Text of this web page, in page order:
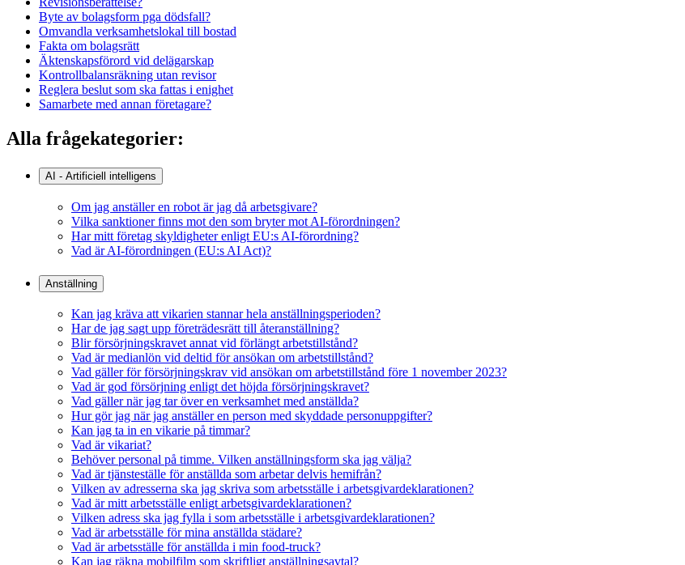
Byte av bolagsform pga dödsfall?
Omvandla verksamhetslokal till bostad
Fakta om bolagsrätt
Äktenskapsförord vid delägarskap
Kontrollbalansräkning utan revisor
Reglera beslut som ska fattas i enighet
Samarbete med annan företagare?
Alla frågekategorier:
AI - Artificiell intelligens
Om jag anställer en robot är jag då arbetsgivare?
Vilka sanktioner finns mot den som bryter mot AI-förordningen?
Har mitt företag skyldigheter enligt EU:s AI-förordning?
Vad är AI-förordningen (EU:s AI Act)?
Anställning
Kan jag kräva att vikarien stannar hela anställningsperioden?
Har de jag sagt upp företrädesrätt till återanställning?
Blir försörjningskravet annat vid förlängt arbetstillstånd?
Vad är medianlön vid deltid för ansökan om arbetstillstånd?
Vad gäller för försörjningskrav vid ansökan om arbetstillstånd före 1 november 2023?
Vad är god försörjning enligt det höjda försörjningskravet?
Vad gäller när jag tar över en verksamhet med anställda?
Hur gör jag när jag anställer en person med skyddade personuppgifter?
Kan jag ta in en vikarie på timmar?
Vad är vikariat?
Behöver personal på timme. Vilken anställningsform ska jag välja?
Vad är tjänsteställe för anställda som arbetar delvis hemifrån?
Vilken av adresserna ska jag skriva som arbetsställe i arbetsgivardeklarationen?
Vad är mitt arbetsställe enligt arbetsgivardeklarationen?
Vilken adress ska jag fylla i som arbetsställe i arbetsgivardeklarationen?
Vad är arbetsställe för mina anställda städare?
Vad är arbetsställe för anställda i min food-truck?
Kan jag räkna mobilfilm som skriftligt anställningsavtal?